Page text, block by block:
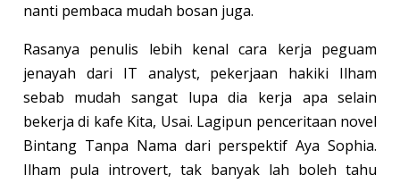
nanti pembaca mudah bosan juga.
Rasanya penulis lebih kenal cara kerja peguam
jenayah dari IT analyst, pekerjaan hakiki Ilham
sebab mudah sangat lupa dia kerja apa selain
bekerja di kafe Kita, Usai. Lagipun penceritaan novel
Bintang Tanpa Nama dari perspektif Aya Sophia.
Ilham pula introvert, tak banyak lah boleh tahu